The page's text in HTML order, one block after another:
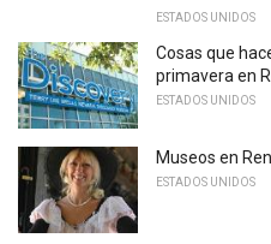
ESTADOS UNIDOS
Cosas que
primavera en
ESTADOS UNIDOS
Museos en
ESTADOS UNIDOS